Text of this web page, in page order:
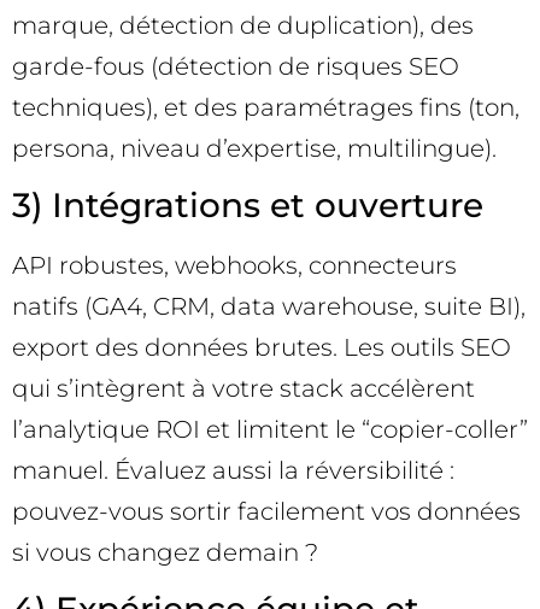
marque, détection de duplication), des
garde-fous (détection de risques SEO
techniques), et des paramétrages fins (ton,
persona, niveau d’expertise, multilingue).
3) Intégrations et ouverture
API robustes, webhooks, connecteurs
natifs (GA4, CRM, data warehouse, suite BI),
export des données brutes. Les outils SEO
qui s’intègrent à votre stack accélèrent
l’analytique ROI et limitent le “copier-coller”
manuel. Évaluez aussi la réversibilité :
pouvez-vous sortir facilement vos données
si vous changez demain ?